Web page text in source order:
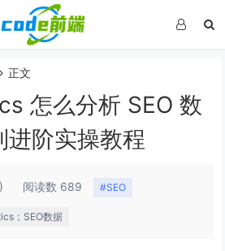
正文
怎么分析 SEO 数
进阶实操教程
阅读数 689 #SEO
；SEO数据